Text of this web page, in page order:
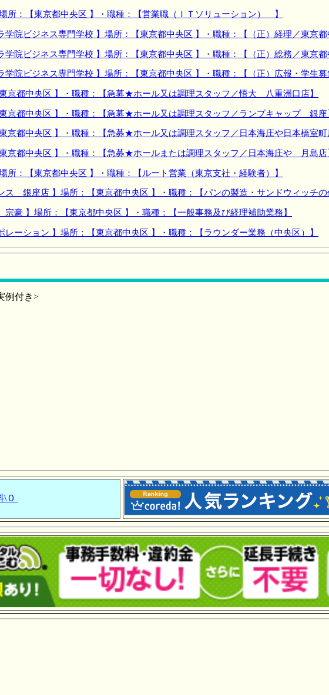
：【東京都中央区 】・職種：【営業職（ＩＴソリューション） 】
ビジネス専門学校 】場所：【東京都中央区 】・職種：【（正）経理／東京都
ビジネス専門学校 】場所：【東京都中央区 】・職種：【（正）総務／東京都
ビジネス専門学校 】場所：【東京都中央区 】・職種：【（正）広報・学生募
京都中央区 】・職種：【急募★ホール又は調理スタッフ／悟大 八重洲口店】
都中央区 】・職種：【急募★ホール又は調理スタッフ／ランプキャップ 銀座
都中央区 】・職種：【急募★ホール又は調理スタッフ／日本海庄や日本橋室町
都中央区 】・職種：【急募★ホールまたは調理スタッフ／日本海庄や 月島店
：【東京都中央区 】・職種：【ルート営業（東京支社・経験者）】
銀座店 】場所：【東京都中央区 】・職種：【パンの製造・サンドウィッチの
】場所：【東京都中央区 】・職種：【一般事務及び経理補助業務】
ーション 】場所：【東京都中央区 】・職種：【ラウンダー業務（中央区）】
例付き>
\０